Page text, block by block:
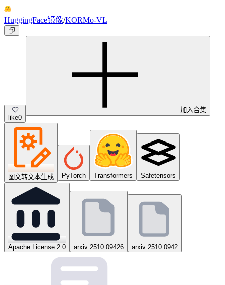
HuggingFace镜像/KORMo-VL
like0
加入合集
图文转文本生成 PyTorch Transformers Safetensors
Apache License 2.0 arxiv:2510.09426 arxiv:2510.0942